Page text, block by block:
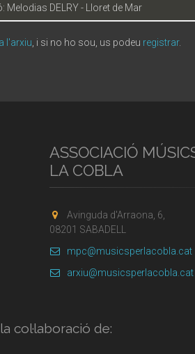
Melodias DELRY - Lloret de Mar
l'arxiu , i si no ho sou, us podeu registrar.
ASSOCIACIÓ
LA COBLA
Avinguda d'Arraona, 6,
08201 SABADELL
mpc@musicsperlacobla.cat
arxiu@musicsperlacobla.cat
col·laboració de: